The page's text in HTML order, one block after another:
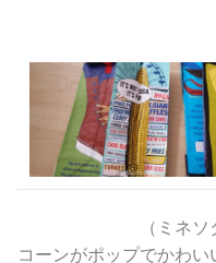
（ミネ
コーンがポップでかわ